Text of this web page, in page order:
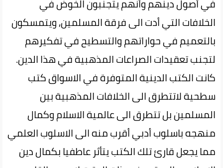
الخلافات التي أدت الى فرقة المسلمين, ويتمسكون
بالتعميم في حواراتهم والتسطيح في تفكيرهم
لتجنب تعقيدات الصراعات المذهبية في هذا الدين.
كانت الكتب الدينية المتوفرة في الاسواق كتب
سطحية لاتتطرق الى الخلافات المذهبية بين
المسلمين بل تتطرق الى عالمية الاسلام وكمال
منهجه باسلوب أدبي أقرب منه الى الاسلوب العلمي
مما يجعل قارئ تلك الكتب يتأثر عاطفيا بكمال دين